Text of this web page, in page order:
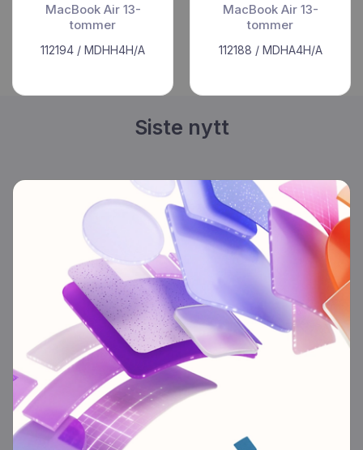
MacBook Air 13-
tommer
112194 / MDHH4H/A
MacBook Air 13-
tommer
112188 / MDHA4H/A
Siste nytt